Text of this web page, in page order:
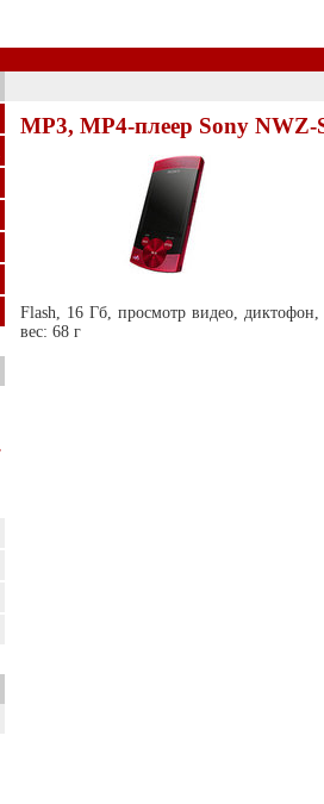
MP3, MP4-плеер Sony NWZ-
Flash, 16 Гб, просмотр видео,
вес: 68 г